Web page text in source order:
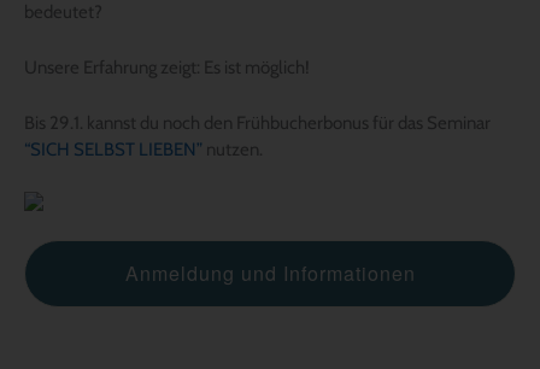
bedeutet?
Unsere Erfahrung zeigt: Es ist möglich!
Bis 29.1. kannst du noch den Frühbucherbonus für das Seminar
“SICH SELBST LIEBEN” nutzen.
Anmeldung und Informationen